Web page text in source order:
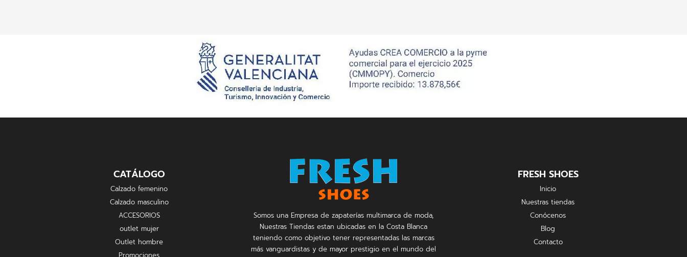
CATÁLOGO
Calzado femenino
Calzado masculino
ACCESORIOS
outlet mujer
Outlet hombre
Somos una Empresa de zapaterías multimarca de moda,
Nuestras Tiendas estan ubicadas en la Costa Blanca
teniendo como objetivo tener representadas las marcas
más vanguardistas y de mayor prestigio en el mundo del
FRESH SHOES
Inicio
Nuestras tiendas
Conócenos
Blog
Contacto